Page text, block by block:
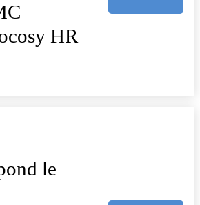
HR
le